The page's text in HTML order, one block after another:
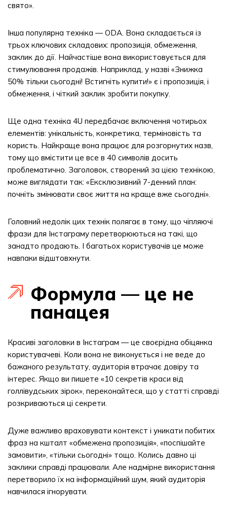
свято».
Інша популярна техніка — ODA. Вона складається із
трьох ключових складових: пропозиція, обмеження,
заклик до дії. Найчастіше вона використовується для
стимулювання продажів. Наприклад, у назві «Знижка
50% тільки сьогодні! Встигніть купити!» є і пропозиція, і
обмеження, і чіткий заклик зробити покупку.
Ще одна техніка 4U передбачає включення чотирьох
елементів: унікальність, конкретика, терміновість та
користь. Найкраще вона працює для розгорнутих назв,
тому що вмістити це все в 40 символів досить
проблематично. Заголовок, створений за цією технікою,
може виглядати так: «Ексклюзивний 7-денний план:
почніть змінювати своє життя на краще вже сьогодні».
Головний недолік цих технік полягає в тому, що чіпляючі
фрази для Інстаграму перетворюються на такі, що
занадто продають. І багатьох користувачів це може
навпаки відштовхнути.
Формула — це не
панацея
Красиві заголовки в Інстаграм — це своєрідна обіцянка
користувачеві. Коли вона не виконується і не веде до
бажаного результату, аудиторія втрачає довіру та
інтерес. Якщо ви пишете «10 секретів краси від
голлівудських зірок», переконайтеся, що у статті справді
розкриваються ці секрети.
Дуже важливо враховувати контекст і уникати побитих
фраз на кшталт «обмежена пропозиція», «поспішайте
замовити», «тільки сьогодні» тощо. Колись давно ці
заклики справді працювали. Але надмірне використання
перетворило їх на інформаційний шум, який аудиторія
навчилася ігнорувати.